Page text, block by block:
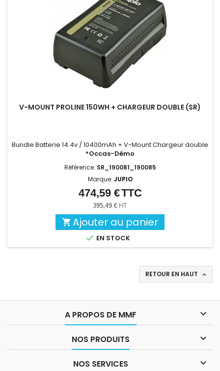
V-MOUNT PROLINE 150WH + CHARGEUR DOUBLE (SR)
Bundle Batterie 14.4v / 10400mAh + V-Mount Chargeur double
*Occas-Démo
Référence: SR_190081_190085
Marque: JUPIO
Prix
474,59 €TTC
395,49 € HT
 Ajouter au panier
 EN STOCK
RETOUR EN HAUT 
A PROPOS DE MMF 
NOS PRODUITS 
NOS SERVICES 